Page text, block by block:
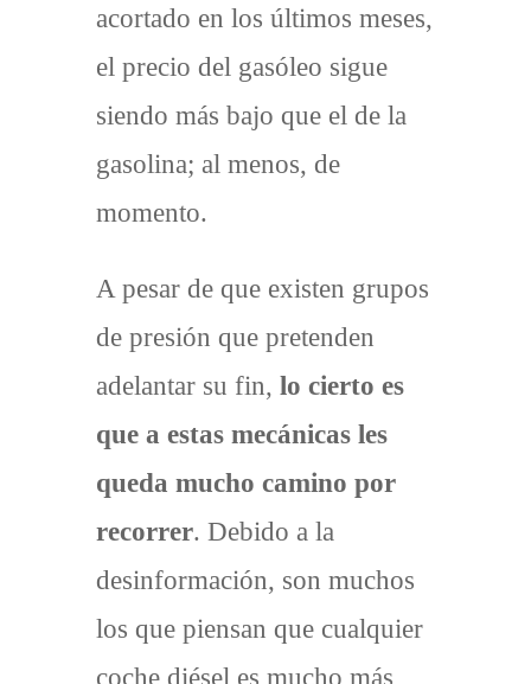
acortado en los últimos meses,
el precio del gasóleo sigue
siendo más bajo que el de la
gasolina; al menos, de
momento.
A pesar de que existen grupos
de presión que pretenden
adelantar su fin, lo cierto es
que a estas mecánicas les
queda mucho camino por
recorrer. Debido a la
desinformación, son muchos
los que piensan que cualquier
coche diésel es mucho más